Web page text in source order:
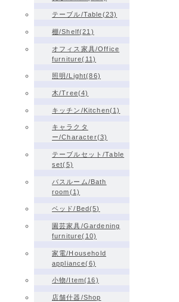
テーブル/Table(23)
棚/Shelf(21)
オフィス家具/Office
furniture(11)
照明/Light(86)
木/Tree(4)
キッチン/Kitchen(1)
キャラクタ
ー/Character(3)
テーブルセット/Table
set(5)
バスルーム/Bath
room(1)
ベッド/Bed(5)
園芸家具/Gardening
furniture(10)
家電/Household
appliance(6)
小物/Item(16)
店舗什器/Shop